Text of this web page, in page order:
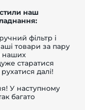
наш
фільтр і
товари за пару
наших
старатися
далі!
У наступному
багато